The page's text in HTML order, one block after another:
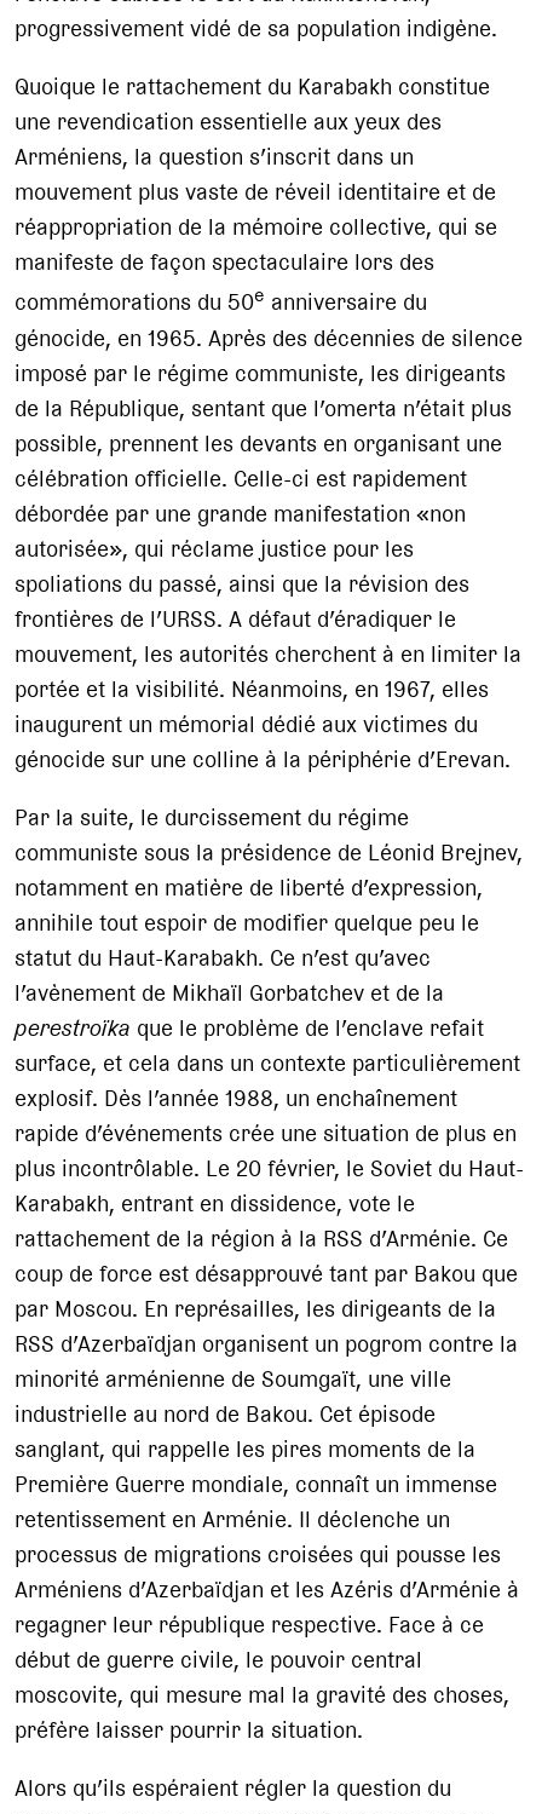
progressivement vidé de sa population indigène.
Quoique le rattachement du Karabakh constitue
une revendication essentielle aux yeux des
Arméniens, la question s’inscrit dans un
mouvement plus vaste de réveil identitaire et de
réappropriation de la mémoire collective, qui se
manifeste de façon spectaculaire lors des
commémorations du 50e anniversaire du
génocide, en 1965. Après des décennies de silence
imposé par le régime communiste, les dirigeants
de la République, sentant que l’omerta n’était plus
possible, prennent les devants en organisant une
célébration officielle. Celle-ci est rapidement
débordée par une grande manifestation «non
autorisée», qui réclame justice pour les
spoliations du passé, ainsi que la révision des
frontières de l’URSS. A défaut d’éradiquer le
mouvement, les autorités cherchent à en limiter la
portée et la visibilité. Néanmoins, en 1967, elles
inaugurent un mémorial dédié aux victimes du
génocide sur une colline à la périphérie d’Erevan.
Par la suite, le durcissement du régime
communiste sous la présidence de Léonid Brejnev,
notamment en matière de liberté d’expression,
annihile tout espoir de modifier quelque peu le
statut du Haut-Karabakh. Ce n’est qu’avec
l’avènement de Mikhaïl Gorbatchev et de la
perestroïka que le problème de l’enclave refait
surface, et cela dans un contexte particulièrement
explosif. Dès l’année 1988, un enchaînement
rapide d’événements crée une situation de plus en
plus incontrôlable. Le 20 février, le Soviet du Haut-
Karabakh, entrant en dissidence, vote le
rattachement de la région à la RSS d’Arménie. Ce
coup de force est désapprouvé tant par Bakou que
par Moscou. En représailles, les dirigeants de la
RSS d’Azerbaïdjan organisent un pogrom contre la
minorité arménienne de Soumgaït, une ville
industrielle au nord de Bakou. Cet épisode
sanglant, qui rappelle les pires moments de la
Première Guerre mondiale, connaît un immense
retentissement en Arménie. Il déclenche un
processus de migrations croisées qui pousse les
Arméniens d’Azerbaïdjan et les Azéris d’Arménie à
regagner leur république respective. Face à ce
début de guerre civile, le pouvoir central
moscovite, qui mesure mal la gravité des choses,
préfère laisser pourrir la situation.
Alors qu’ils espéraient régler la question du